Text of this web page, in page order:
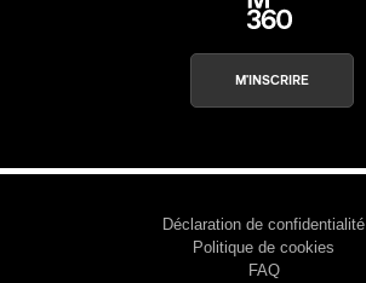
M'INSCRIRE
Déclaration de confidentialité
Politique de cookies
FAQ